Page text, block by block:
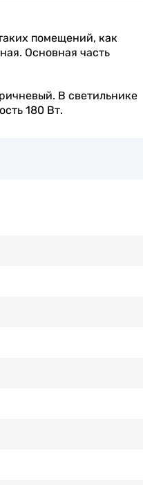
помещений, как
Основная часть
В светильнике
180 Вт.